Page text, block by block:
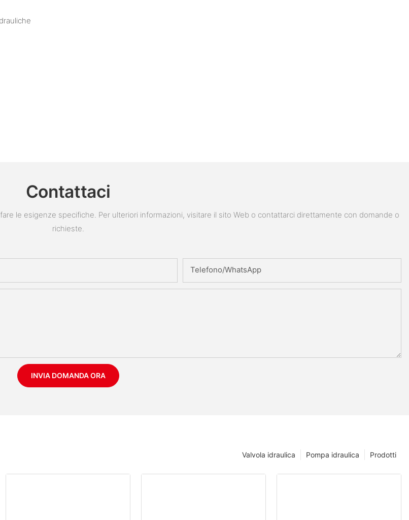
Contattaci
le esigenze specifiche. Per ulteriori informazioni, visitare il sito Web o contattarci direttamente con domande o
richieste.
Telefono/WhatsApp
INVIA DOMANDA ORA
Prodotti
Pompa idraulica
Valvola idraulica